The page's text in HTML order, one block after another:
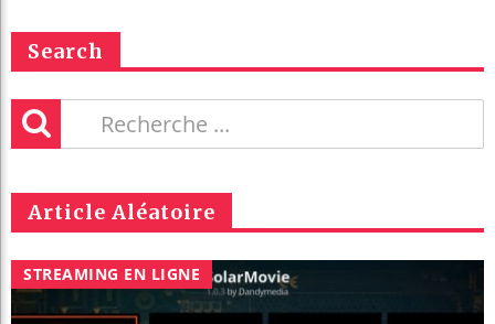
Search
Article Aléatoire
STREAMING EN LIGNE